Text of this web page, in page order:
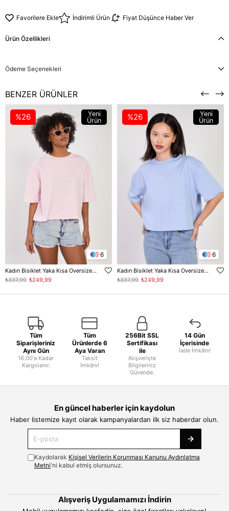
Favorilere Ekle İndirimli Ürün Fiyat Düşünce Haber Ver
Ürün Özellikleri
Ödeme Seçenekleri
BENZER ÜRÜNLER
6
Kadın Bisiklet Yaka Kısa Oversize T-Shirt - Toz Pembe
₺249,99
₺337,99
%26
Yeni
Ürün
6
Kadın Bisiklet Yaka Kısa Oversize T-Shirt - Bebe Mavi
₺249,99
₺337,99
%26
Yeni
Ürün
Tüm
Siparişleriniz
Aynı Gün
16.00'a Kadar
Kargolanır.
Tüm
Ürünlerde 6
Aya Varan
Taksit
İmkânı!
256Bit SSL
Sertifikası
ile
Alışverişte
Bilgileriniz
Güvende.
14 Gün
İçerisinde
İade İmkânı!
En güncel haberler için kaydolun
Haber listemize kayıt olarak kampanyalardan ilk siz haberdar olun.
Kaydolarak Kişisel Verilerin Korunması Kanunu Aydınlatma
Metni'ni kabul etmiş olursunuz.
Alışveriş Uygulamamızı İndirin